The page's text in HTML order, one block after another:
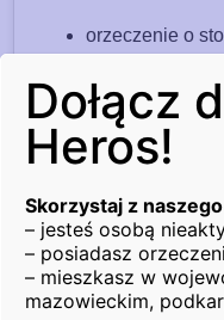
orzeczenie o
umiejętność
Oferujemy:
zatrudnienie na
umowy
atrakcyjne
Dołącz
Heros!
Skorzystaj z
– jesteś osobą
– posiadasz
– mieszkasz w
mazowieckim,